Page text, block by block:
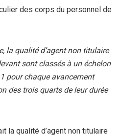
des corps du personnel de
, la qualité d’agent non titulaire
sont classés à un échelon
pour chaque avancement
des trois quarts de leur durée
la qualité d’agent non titulaire